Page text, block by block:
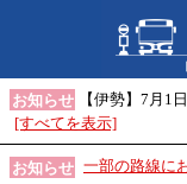
お知らせ
【伊勢】7月1
[すべてを表示]
お知らせ 一部の路線に